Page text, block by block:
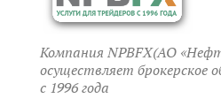
Компания NPBFX(АО
осуществляет брокерское
c 1996 года